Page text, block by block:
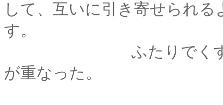
して、互いに引き寄せられ
す。
ふたりでくすくす洩
が重なった。